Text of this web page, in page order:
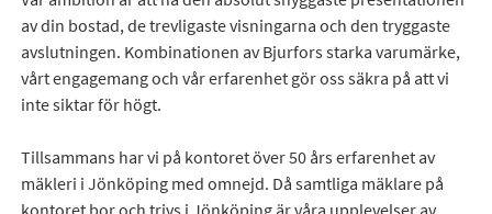
av din bostad, de trevligaste visningarna och den tryggaste
avslutningen. Kombinationen av Bjurfors starka varumärke,
vårt engagemang och vår erfarenhet gör oss säkra på att vi
inte siktar för högt.
Tillsammans har vi på kontoret över 50 års erfarenhet av
mäkleri i Jönköping med omnejd. Då samtliga mäklare på